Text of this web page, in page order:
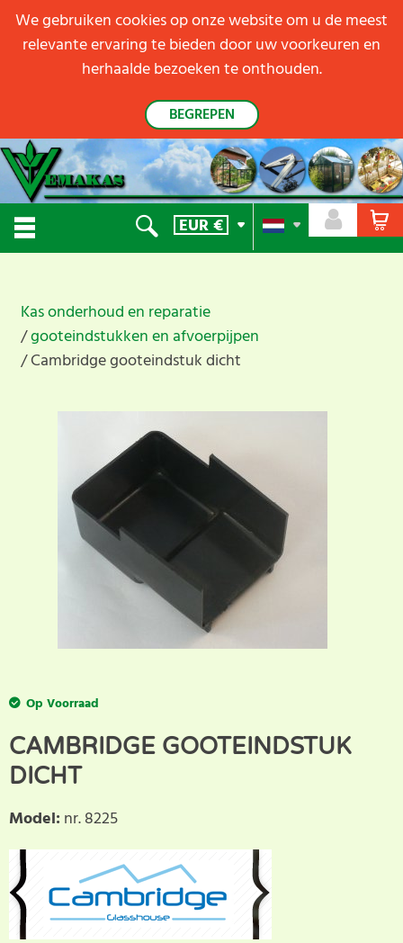
EUR€
Kas onderhoud en reparatie
gooteindstukken en afvoerpijpen
Cambridge gooteindstuk dicht
Op Voorraad
CAMBRIDGE GOOTEINDSTUK
DICHT
Model: nr. 8225
We gebruiken cookies op onze website om u de meest
relevante ervaring te bieden door uw voorkeuren en
herhaalde bezoeken te onthouden.
BEGREPEN